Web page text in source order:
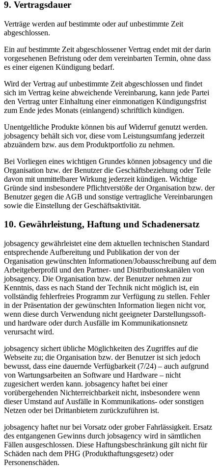
9. Vertragsdauer
Verträge werden auf bestimmte oder auf unbestimmte Zeit
abgeschlossen.
Ein auf bestimmte Zeit abgeschlossener Vertrag endet mit der darin
vorgesehenen Befristung oder dem vereinbarten Termin, ohne dass
es einer eigenen Kündigung bedarf.
Wird der Vertrag auf unbestimmte Zeit abgeschlossen und findet
sich im Vertrag keine abweichende Vereinbarung, kann jede Partei
den Vertrag unter Einhaltung einer einmonatigen Kündigungsfrist
zum Ende jedes Monats (einlangend) schriftlich kündigen.
Unentgeltliche Produkte können bis auf Widerruf genutzt werden.
jobsagency behält sich vor, diese vom Leistungsumfang jederzeit
abzuändern bzw. aus dem Produktportfolio zu nehmen.
Bei Vorliegen eines wichtigen Grundes können jobsagency und die
Organisation bzw. der Benutzer die Geschäftsbeziehung oder Teile
davon mit unmittelbarer Wirkung jederzeit kündigen. Wichtige
Gründe sind insbesondere Pflichtverstöße der Organisation bzw. der
Benutzer gegen die AGB und sonstige vertragliche Vereinbarungen
sowie die Einstellung der Geschäftsaktivität.
10. Gewährleistung, Haftung und Schadenersatz
jobsagency gewährleistet eine dem aktuellen technischen Standard
entsprechende Aufbereitung und Publikation der von der
Organisation gewünschten Informationen/Jobausschreibung auf dem
Arbeitgeberprofil und den Partner- und Distributionskanälen von
jobsagency. Die Organisation bzw. der Benutzer nehmen zur
Kenntnis, dass es nach Stand der Technik nicht möglich ist, ein
vollständig fehlerfreies Programm zur Verfügung zu stellen. Fehler
in der Präsentation der gewünschten Information liegen nicht vor,
wenn diese durch Verwendung nicht geeigneter Darstellungssoft-
und hardware oder durch Ausfälle im Kommunikationsnetz
verursacht wird.
jobsagency sichert übliche Möglichkeiten des Zugriffes auf die
Webseite zu; die Organisation bzw. der Benutzer ist sich jedoch
bewusst, dass eine dauernde Verfügbarkeit (7/24) – auch aufgrund
von Wartungsarbeiten an Software und Hardware – nicht
zugesichert werden kann. jobsagency haftet bei einer
vorübergehenden Nichterreichbarkeit nicht, insbesondere wenn
dieser Umstand auf Ausfälle in Kommunikations- oder sonstigen
Netzen oder bei Drittanbietern zurückzuführen ist.
jobsagency haftet nur bei Vorsatz oder grober Fahrlässigkeit. Ersatz
des entgangenen Gewinns durch jobsagency wird in sämtlichen
Fällen ausgeschlossen. Diese Haftungsbeschränkung gilt nicht für
Schäden nach dem PHG (Produkthaftungsgesetz) oder
Personenschäden.